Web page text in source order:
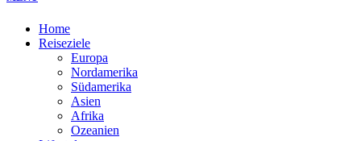
Home
Reiseziele
Europa
Nordamerika
Südamerika
Asien
Afrika
Ozeanien